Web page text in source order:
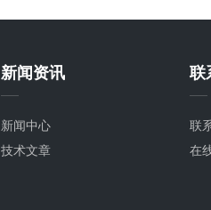
新闻资讯
新闻中心
技术文章
联
联
在